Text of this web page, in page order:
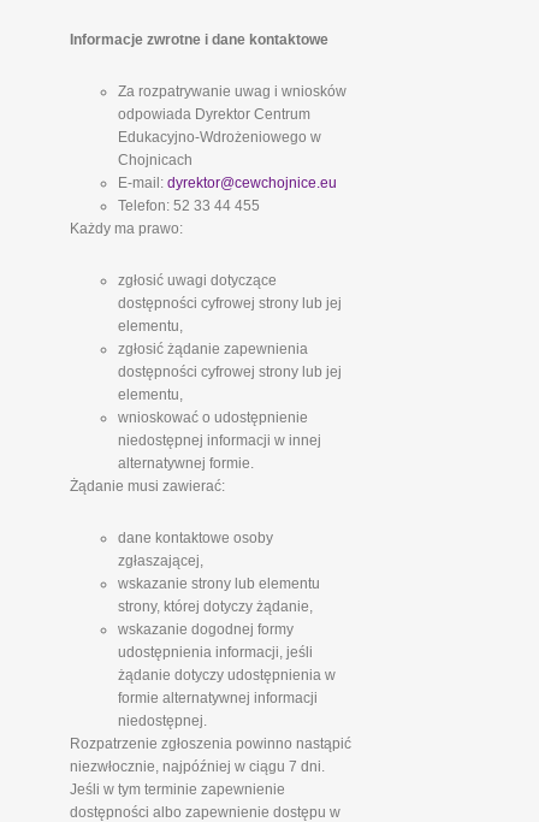
Informacje zwrotne i dane kontaktowe
Za rozpatrywanie uwag i wniosków
odpowiada Dyrektor Centrum
Edukacyjno-Wdrożeniowego w
Chojnicach
E-mail: dyrektor@cewchojnice.eu
Telefon: 52 33 44 455
Każdy ma prawo:
zgłosić uwagi dotyczące
dostępności cyfrowej strony lub jej
elementu,
zgłosić żądanie zapewnienia
dostępności cyfrowej strony lub jej
elementu,
wnioskować o udostępnienie
niedostępnej informacji w innej
alternatywnej formie.
Żądanie musi zawierać:
dane kontaktowe osoby
zgłaszającej,
wskazanie strony lub elementu
strony, której dotyczy żądanie,
wskazanie dogodnej formy
udostępnienia informacji, jeśli
żądanie dotyczy udostępnienia w
formie alternatywnej informacji
niedostępnej.
Rozpatrzenie zgłoszenia powinno nastąpić
niezwłocznie, najpóźniej w ciągu 7 dni.
Jeśli w tym terminie zapewnienie
dostępności albo zapewnienie dostępu w